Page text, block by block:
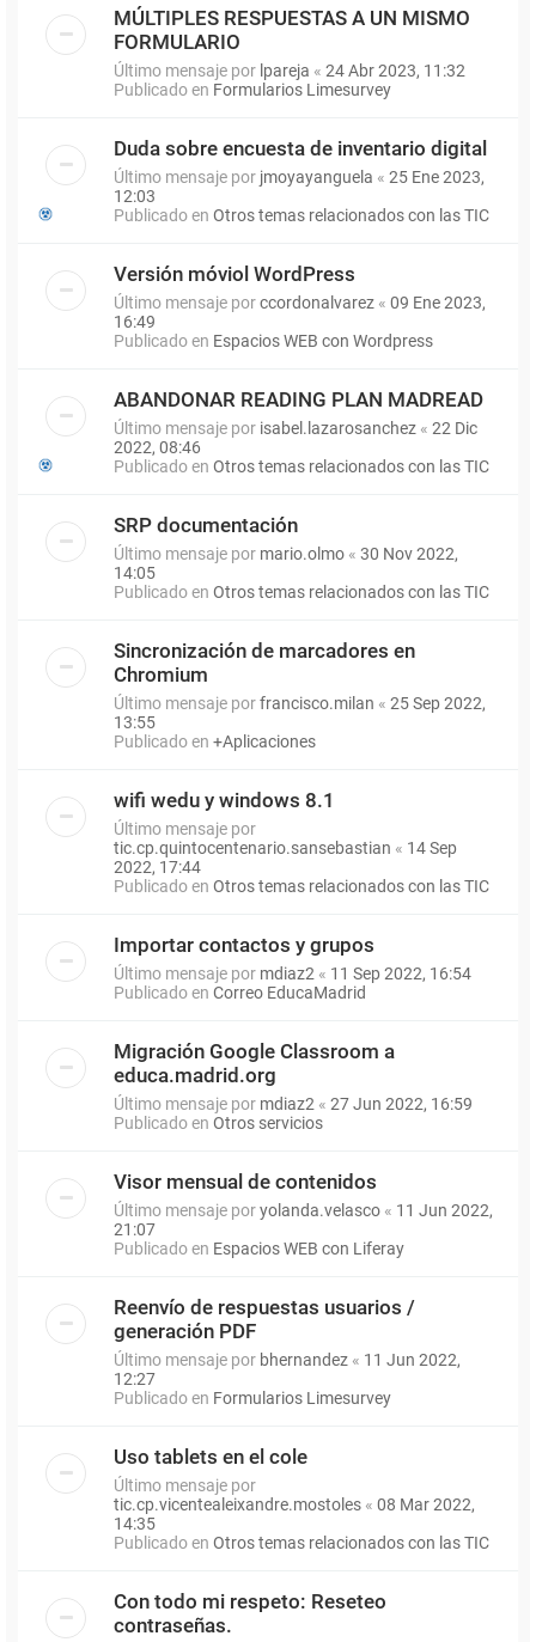
MÚLTIPLES RESPUESTAS A UN MISMO
FORMULARIO
Último mensaje por lpareja « 24 Abr 2023, 11:32
Publicado en Formularios Limesurvey
Duda sobre encuesta de inventario digital
Último mensaje por jmoyayanguela « 25 Ene 2023,
12:03
Publicado en Otros temas relacionados con las TIC
Versión móviol WordPress
Último mensaje porccordonalvarez « 09 Ene 2023,
16:49
Publicado en Espacios WEB con Wordpress
ABANDONAR READING PLAN MADREAD
Último mensaje por isabel.lazarosanchez « 22 Dic
2022, 08:46
Publicado en Otros temas relacionados con las TIC
SRP documentación
Último mensaje por mario.olmo « 30 Nov 2022,
14:05
Publicado en Otros temas relacionados con las TIC
Sincronización de marcadores en
Chromium
Último mensaje porfrancisco.milan « 25 Sep 2022,
13:55
Publicado en +Aplicaciones
wifi wedu y windows 8.1
Último mensaje por
tic.cp.quintocentenario.sansebastian « 14 Sep
2022, 17:44
Publicado en Otros temas relacionados con las TIC
Importar contactos y grupos
Último mensaje por mdiaz2 « 11 Sep 2022, 16:54
Publicado en Correo EducaMadrid
Migración Google Classroom a
educa.madrid.org
Último mensaje por mdiaz2 « 27 Jun 2022, 16:59
Publicado en Otros servicios
Visor mensual de contenidos
Último mensaje poryolanda.velasco « 11 Jun 2022,
21:07
Publicado en Espacios WEB con Liferay
Reenvío de respuestas usuarios /
generación PDF
Último mensaje por bhernandez « 11 Jun 2022,
12:27
Publicado en Formularios Limesurvey
Uso tablets en el cole
Último mensaje por
tic.cp.vicentealeixandre.mostoles « 08 Mar 2022,
14:35
Publicado en Otros temas relacionados con las TIC
Con todo mi respeto: Reseteo
contraseñas.